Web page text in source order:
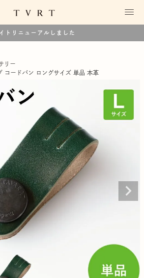
トリニューアルしました
リー
コードバン ロングサイズ 単品 本革